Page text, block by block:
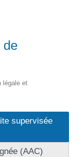
de
légale et
supervisée
(AAC)